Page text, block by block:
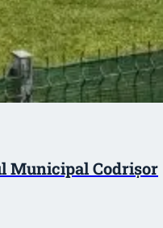
Municipal Codrișor